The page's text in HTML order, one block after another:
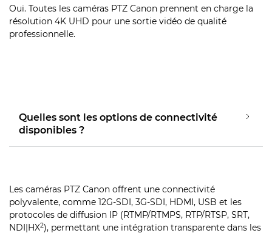
Oui. Toutes les caméras PTZ Canon prennent en charge la
résolution 4K UHD pour une sortie vidéo de qualité
professionnelle.
Quelles sont les options de connectivité
disponibles ?
Les caméras PTZ Canon offrent une connectivité
polyvalente, comme 12G-SDI, 3G-SDI, HDMI, USB et les
protocoles de diffusion IP (RTMP/RTMPS, RTP/RTSP, SRT,
NDI|HX2), permettant une intégration transparente dans les